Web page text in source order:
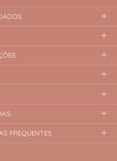
FREQUENTES